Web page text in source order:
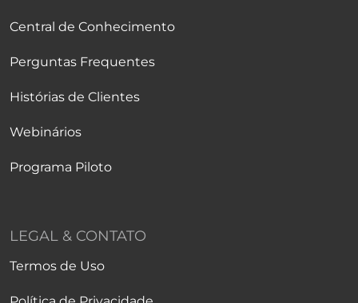
Central de Conhecimento
Perguntas Frequentes
Histórias de Clientes
Webinários
Programa Piloto
LEGAL & CONTATO
Termos de Uso